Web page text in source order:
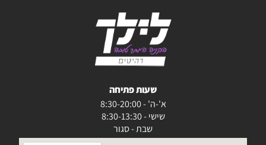
שעות פתיחה
א'-ה' - 8:30-20:00
שישי - 8:30-13:30
שבת - סגור